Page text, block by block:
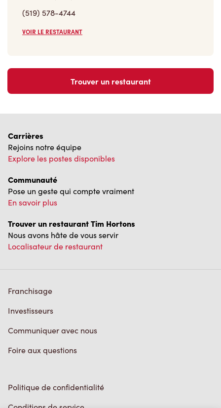
(519) 578-4744
VOIR LE RESTAURANT
Trouver un restaurant
Carrières
Rejoins notre équipe
Explore les postes disponibles
Communauté
Pose un geste qui compte vraiment
En savoir plus
Trouver un restaurant Tim Hortons
Nous avons hâte de vous servir
Localisateur de restaurant
Franchisage
Investisseurs
Communiquer avec nous
Foire aux questions
Politique de confidentialité